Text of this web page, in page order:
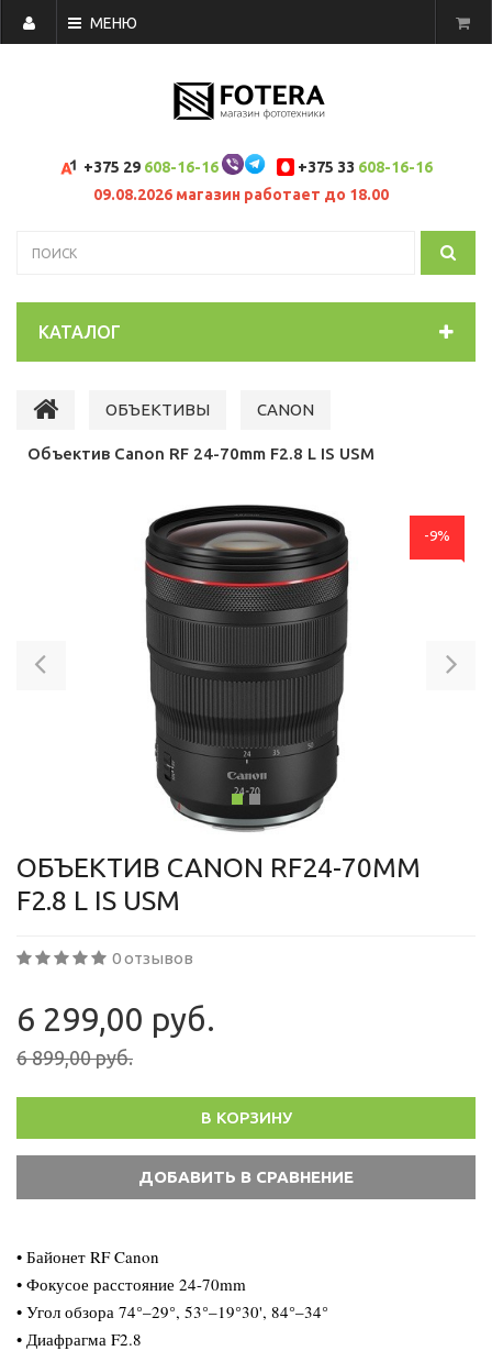
МЕНЮ
+375 29 608-16-16 +375 33 608-16-16
09.08.2026 магазин работает до 18.00
КАТАЛОГ
ОБЪЕКТИВЫ CANON
Объектив Canon RF 24-70mm F2.8 L IS USM
-9%
Previous
ОБЪЕКТИВ CANON RF24-70MM
F2.8 L IS USM
0 отзывов
6 299,00 руб.
6 899,00 руб.
В КОРЗИНУ
• Байонет RF Canon
• Фокусое расстояние 24-70mm
• Угол обзора 74°–29°, 53°–19°30', 84°–34°
• Диафрагма F2.8